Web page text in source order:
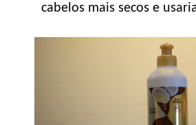
cabelos mais secos e